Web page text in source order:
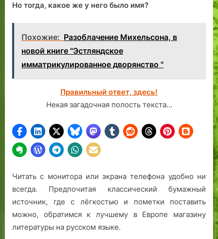
Но тогда, какое же у него было имя?
Похожие: Разоблачение Михельсона, в
новой книге "Эстляндское
имматрикулированное дворянство "
Правильный ответ, здесь!
Некая загадочная полость текста…
Читать с монитора или экрана телефона удобно ни
всегда. Предпочитая классический бумажный
источник, где с лёгкостью и пометки поставить
можно, обратимся к лучшему в Европе магазину
литературы на русском языке.